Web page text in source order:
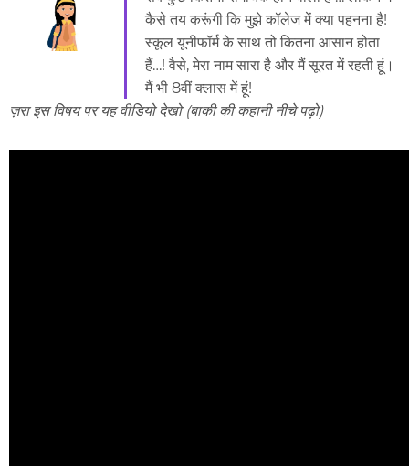
कैसे तय करूंगी कि मुझे कॉलेज में क्या पहनना है!
स्कूल यूनीफॉर्म के साथ तो कितना आसान होता
हैं…! वैसे, मेरा नाम सारा है और मैं सूरत में रहती हूं।
मैं भी 8वीं क्लास में हूं!
ज़रा इस विषय पर यह वीडियो देखो (बाकी की कहानी नीचे पढ़ो)